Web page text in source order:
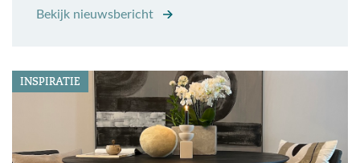
Bekijk nieuwsbericht
INSPIRATIE